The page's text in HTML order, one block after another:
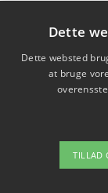
1) Login
Opret
Dette
Dette websted
at bruge
TILLAD